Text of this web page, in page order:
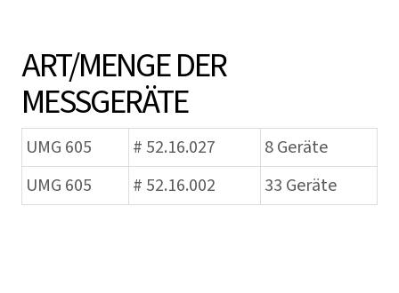
ART/MENGE DER
MESSGERÄTE
UMG 605 # 52.16.027
8 Geräte
UMG 605
# 52.16.002 33 Geräte